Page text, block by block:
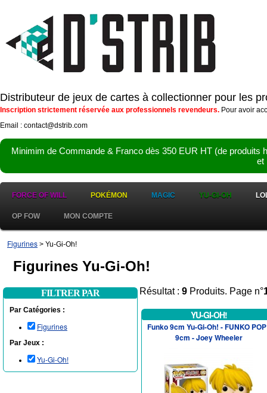
Distributeur de jeux de cartes à collectionner pour les
Inscription strictement réservée aux professionnels revendeurs. Pour avoir
Email : contact@dstrib.com
Minimim de Commande & Franco dès 350 EUR HT (de
et
FORCE OF WILL POKÉMON MAGIC YU-GI-OH
OP FOW MON COMPTE
Figurines > Yu-Gi-Oh!
Figurines Yu-Gi-Oh!
FILTRER PAR
Par Catégories :
Figurines
Par Jeux :
Yu-Gi-Oh!
Résultat : 9 Produits. Page n°
YU-GI-OH!
Funko 9cm Yu-Gi-Oh! - FUNKO
9cm - Joey Wheeler